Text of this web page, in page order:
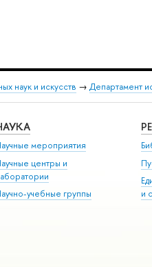
наук и искусств → Департамент
мероприятия
центры и
учебные группы
и